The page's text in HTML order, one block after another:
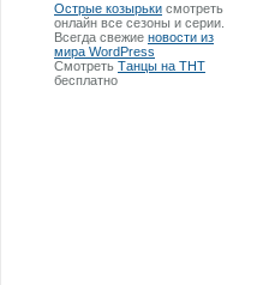
Острые козырьки смотреть
онлайн все сезоны и серии.
Всегда свежие новости из
мира WordPress
Смотреть Танцы на ТНТ
бесплатно